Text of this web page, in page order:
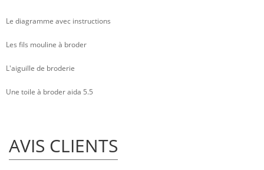
Le diagramme avec instructions
Les fils mouline à broder
L'aiguille de broderie
Une toile à broder aida 5.5
AVIS CLIENTS